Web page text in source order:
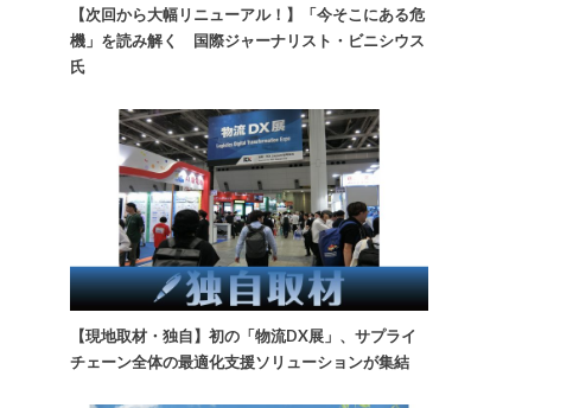
【次回から大幅リニューアル！】「今そこにある危
機」を読み解く 国際ジャーナリスト・ビニシウス
氏
【現地取材・独自】初の「物流DX展」、サプライ
チェーン全体の最適化支援ソリューションが集結